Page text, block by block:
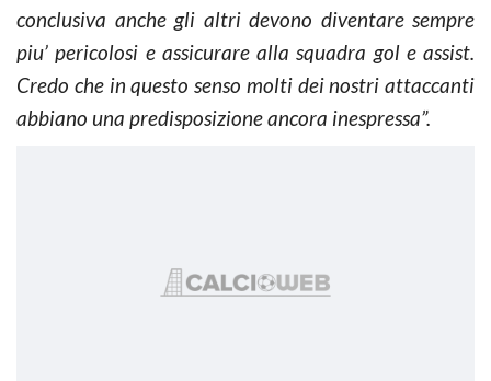
conclusiva anche gli altri devono diventare sempre
piu’ pericolosi e assicurare alla squadra gol e assist.
Credo che in questo senso molti dei nostri attaccanti
abbiano una predisposizione ancora inespressa”.